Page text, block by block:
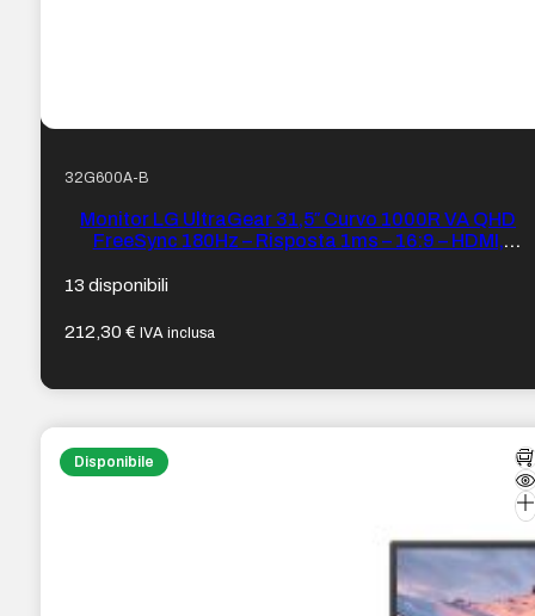
32G600A-B
Monitor LG UltraGear 31,5″ Curvo 1000R VA QHD
FreeSync 180Hz – Risposta 1ms – 16:9 – HDMI,
13 disponibili
212,30€ IVA inclusa
Disponibile